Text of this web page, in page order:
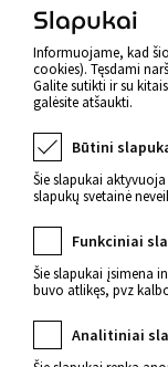
Atgal
Naujienos
Slapukai
Informuojame, kad
cookies). Tęsdami
Galite sutikti ir su
galėsite atšaukti.
Būtini
Šie slapukai
slapukų svetainė
Funkciniai
Šie slapukai įsimena
buvo atlikęs, pvz
Analitiniai